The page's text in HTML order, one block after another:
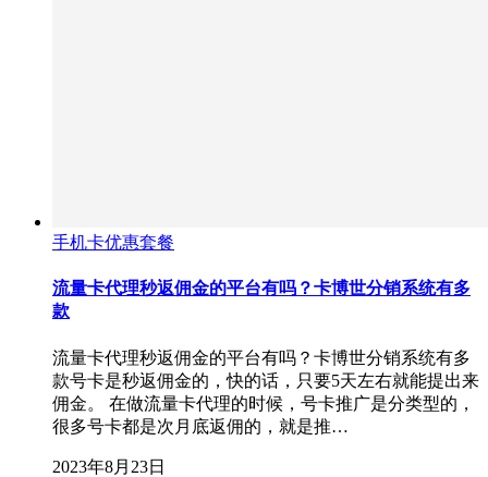
手机卡优惠套餐
流量卡代理秒返佣金的平台有吗？卡博世分销系统有多
款
流量卡代理秒返佣金的平台有吗？卡博世分销系统有多
款号卡是秒返佣金的，快的话，只要5天左右就能提出来
佣金。 在做流量卡代理的时候，号卡推广是分类型的，
很多号卡都是次月底返佣的，就是推…
2023年8月23日